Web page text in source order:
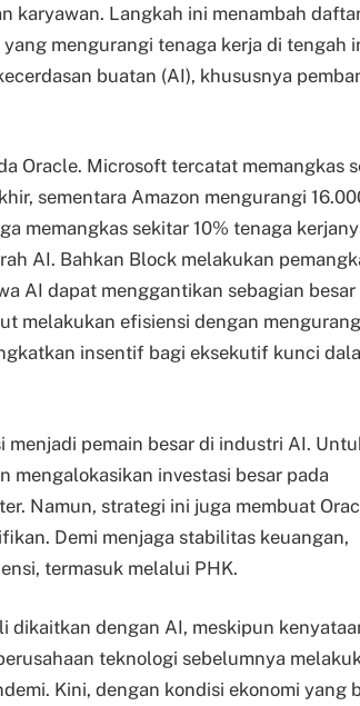
karyawan. Langkah ini menambah
mengurangi tenaga kerja di tengah
buatan (AI), khususnya
Oracle. Microsoft tercatat memangkas
sementara Amazon mengurangi
memangkas sekitar 10% tenaga
AI. Bahkan Block melakukan
AI dapat menggantikan sebagian besar
melakukan efisiensi dengan
insentif bagi eksekutif kunci
pemain besar di industri AI.
mengalokasikan investasi besar pada
Namun, strategi ini juga membuat
Demi menjaga stabilitas keuangan,
termasuk melalui PHK.
dikaitkan dengan AI, meskipun
teknologi sebelumnya
Kini, dengan kondisi ekonomi yang